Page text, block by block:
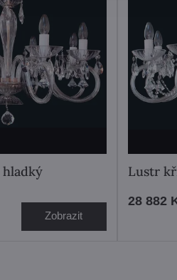
Zobrazit
Lustr
28 882